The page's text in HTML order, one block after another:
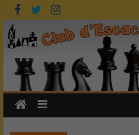
Saltar
al
contenido